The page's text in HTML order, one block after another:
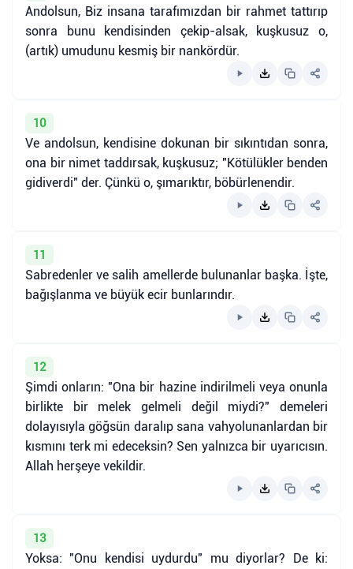
Andolsun, Biz insana tarafımızdan bir rahmet tattırıp
sonra bunu kendisinden çekip-alsak, kuşkusuz o,
(artık) umudunu kesmiş bir nankördür.
10
Ve andolsun, kendisine dokunan bir sıkıntıdan sonra,
ona bir nimet taddırsak, kuşkusuz; "Kötülükler benden
gidiverdi" der. Çünkü o, şımarıktır, böbürlenendir.
11
Sabredenler ve salih amellerde bulunanlar başka. İşte,
bağışlanma ve büyük ecir bunlarındır.
12
Şimdi onların: "Ona bir hazine indirilmeli veya onunla
birlikte bir melek gelmeli değil miydi?" demeleri
dolayısıyla göğsün daralıp sana vahyolunanlardan bir
kısmını terk mi edeceksin? Sen yalnızca bir uyarıcısın.
Allah herşeye vekildir.
13
Yoksa: "Onu kendisi uydurdu" mu diyorlar? De ki: